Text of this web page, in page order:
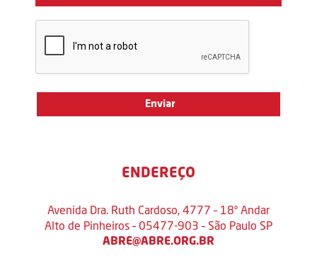
ENDEREÇO
Avenida Dra. Ruth Cardoso, 4777 – 18º Andar
Alto de Pinheiros – 05477-903 – São Paulo SP
ABRE@ABRE.ORG.BR